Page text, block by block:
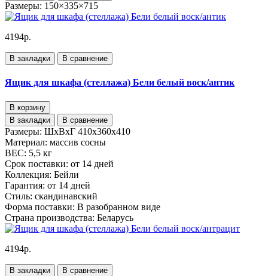
Размеры: 150×335×715
4194р.
В закладки В сравнение
Ящик для шкафа (стеллажа) Бели белый воск/антик
В корзину
В закладки
В сравнение
Размеры: ШхВхГ 410х360х410
Материал: массив сосны
ВЕС: 5,5 кг
Срок поставки: от 14 дней
Коллекция: Бейли
Гарантия: от 14 дней
Стиль: скандинавский
Форма поставки: В разобранном виде
Страна производства: Беларусь
4194р.
В закладки В сравнение